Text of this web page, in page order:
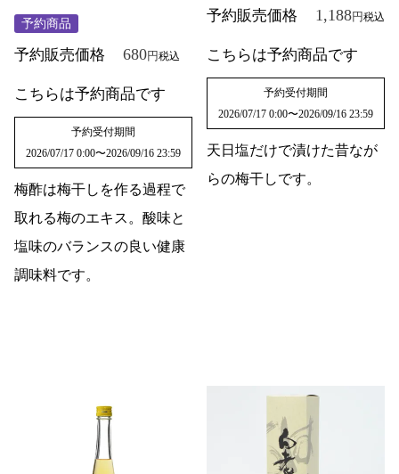
予約商品
予約販売価格 680 税込
こちらは予約商品です
予約受付期間
2026/07/17 0:00〜2026/09/16 23:59
梅酢は梅干しを作る過程で
取れる梅のエキス。酸味と
塩味のバランスの良い健康
調味料です。
予約販売価格 1,188 税込
こちらは予約商品です
予約受付期間
2026/07/17 0:00〜2026/09/16 23:59
天日塩だけで漬けた昔なが
らの梅干しです。